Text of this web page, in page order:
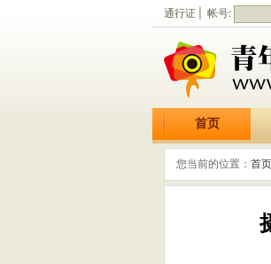
通行证 | 帐号:
首页
您当前的位置： 首页